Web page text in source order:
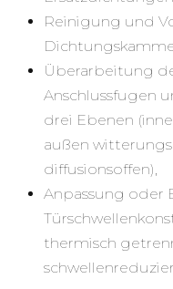
Reinigung und
Überarbeitung
Anschlussfugen
drei Ebenen
außen
diffusionsoffen),
Anpassung oder
thermisch